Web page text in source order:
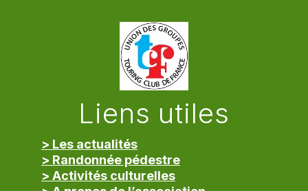
Liens utiles
> Les actualités
> Randonnée pédestre
> Activités culturelles